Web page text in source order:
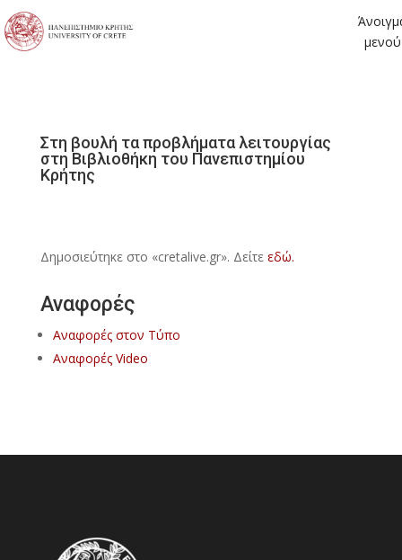
μενού
Στη βουλή τα προβλήματα λειτουργίας
στη Βιβλιοθήκη του Πανεπιστημίου
Κρήτης
Δημοσιεύτηκε στο «cretalive.gr». Δείτε εδώ.
Αναφορές
Αναφορές στον Τύπο
Αναφορές Video